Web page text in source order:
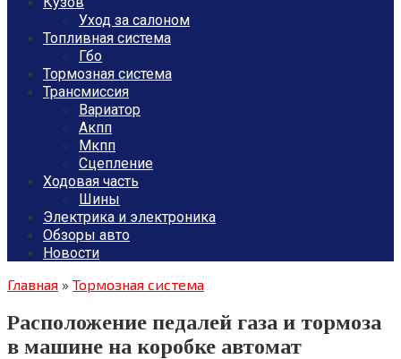
Уход за салоном
Топливная система
Гбо
Тормозная система
Трансмиссия
Вариатор
Акпп
Мкпп
Сцепление
Ходовая часть
Шины
Электрика и электроника
Обзоры авто
Новости
Главная » Тормозная система
Расположение педалей газа и тормоза
в машине на коробке автомат